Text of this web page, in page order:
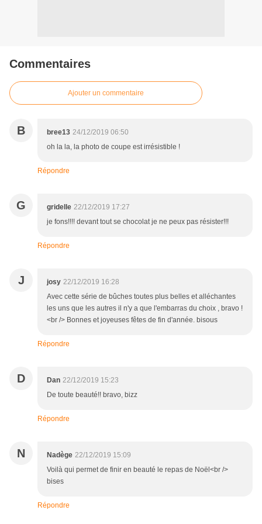
Commentaires
Ajouter un commentaire
B bree13 24/12/2019 06:50
oh la la, la photo de coupe est irrésistible !
Répondre
G gridelle 22/12/2019 17:27
je fons!!!! devant tout se chocolat je ne peux pas résister!!!
Répondre
J josy 22/12/2019 16:28
Avec cette série de bûches toutes plus belles et alléchantes
les uns que les autres il n'y a que l'embarras du choix , bravo !
<br /> Bonnes et joyeuses fêtes de fin d'année. bisous
Répondre
D Dan 22/12/2019 15:23
De toute beauté!! bravo, bizz
Répondre
N Nadège 22/12/2019 15:09
Voilà qui permet de finir en beauté le repas de Noël<br />
bises
Répondre